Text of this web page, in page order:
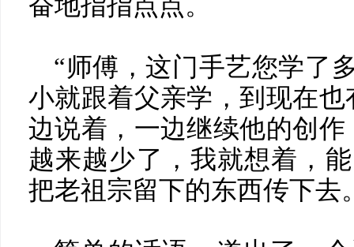
“师傅，这门手艺您学了
小就跟着父亲学，到现在
边说着，一边继续他的创
越来越少了，我就想着，
把老祖宗留下的东西传下去